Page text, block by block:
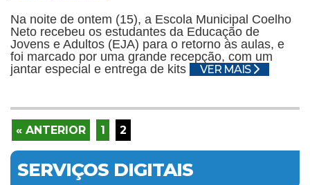
Na noite de ontem (15), a Escola Municipal Coelho
Neto recebeu os estudantes da Educação de
Jovens e Adultos (EJA) para o retorno às aulas, e
foi marcado por uma grande recepção, com um
jantar especial e entrega de kits
VER MAIS
« ANTERIOR 1 2
SERVIÇOS DIGITAIS